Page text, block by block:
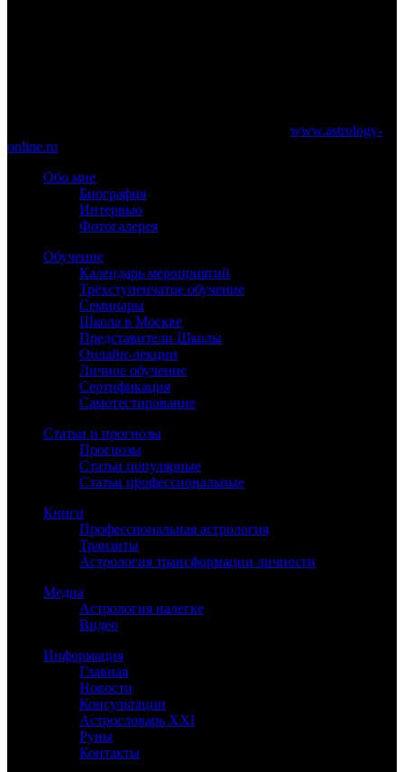
www.astrology-
online.ru
Обо мне
Биография
Интервью
Фотогалерея
Обучение
Календарь мероприятий
Трёхступенчатое обучение
Семинары
Школа в Москве
Представители Школы
Онлайн-лекции
Личное обучение
Сертификация
Самотестирование
Статьи и прогнозы
Прогнозы
Статьи популярные
Статьи профессиональные
Книги
Профессиональная астрология
Транзиты
Астрология трансформации личности
Медиа
Астрология налегке
Видео
Информация
Главная
Новости
Консультации
Астрословарь XXI
Руны
Контакты